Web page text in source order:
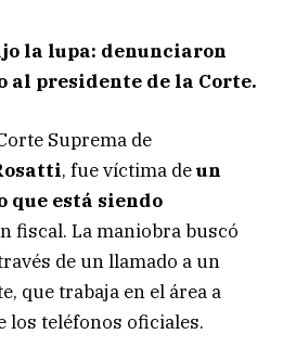
la lupa: denunciaron
al presidente de la Corte.
Suprema de
, fue víctima deun
que está siendo
fiscal. La maniobra buscó
de un llamado a un
que trabaja en el área a
los teléfonos oficiales.